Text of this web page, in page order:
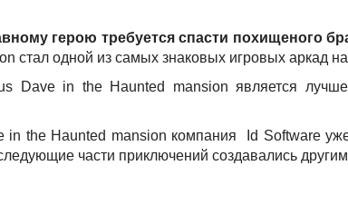
герою требуется спасти похищеного
стал одной из самых знаковых игровых аркад
Dave in the Haunted mansion является
in the Haunted mansion компания Id Software
части приключений создавались